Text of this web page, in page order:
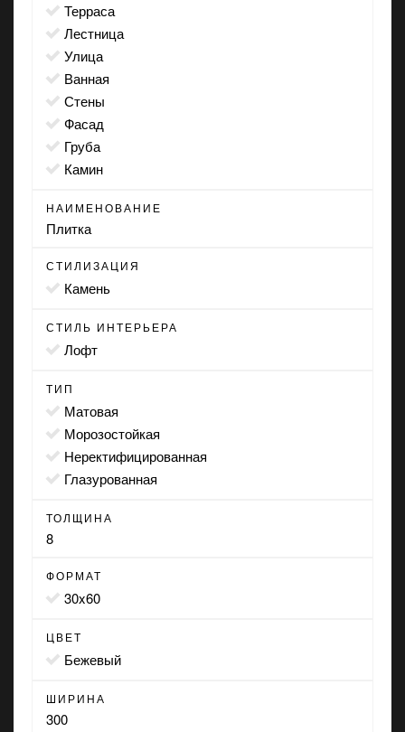
терраса
лестница
улица
ванная
стены
фасад
груба
камин
НАИМЕНОВАНИЕ
Плитка
СТИЛИЗАЦИЯ
камень
СТИЛЬ ИНТЕРЬЕРА
лофт
ТИП
матовая
морозостойкая
неректифицированная
глазурованная
ТОЛЩИНА
8
ФОРМАТ
30x60
ЦВЕТ
бежевый
ШИРИНА
300